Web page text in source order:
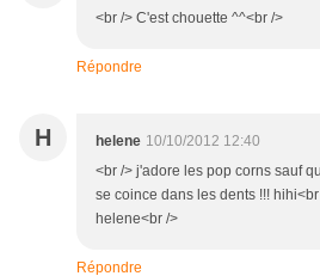
<br /> C'est chouette ^^<br />
Répondre
H helene 10/10/2012 12:40
<br /> j'adore les pop corns sauf
se coince dans les dents !!!
helene<br />
Répondre